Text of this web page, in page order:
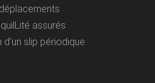
assurés
d’un slip périodique